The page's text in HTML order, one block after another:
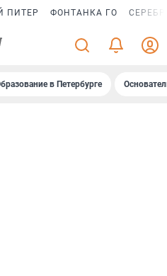
ПИТЕР ФОНТАНКА ГО
в Петербурге